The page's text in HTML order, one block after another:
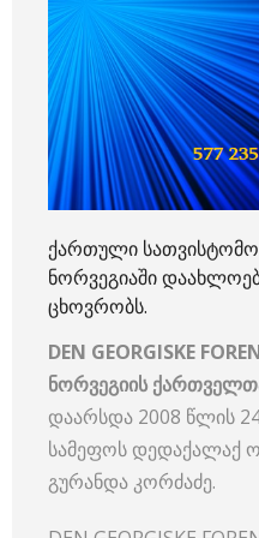
ქართული
ნორვეგიაში
ცხოვრობს.
DEN GEORGISKE
ნორვეგიის
დაარსდა 2008 წლის
სამეფოს დედაქალაქ
გურანდა კორძაძე.